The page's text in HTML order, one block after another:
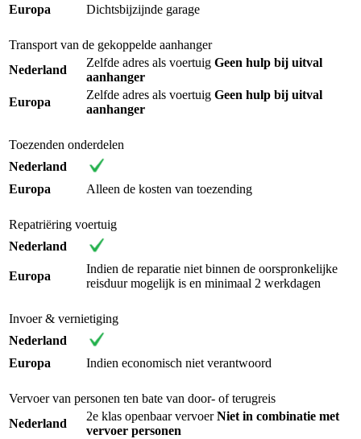
Europa
Dichtsbijzijnde garage
Transport van de gekoppelde aanhanger
Nederland
Zelfde adres als voertuig Geen hulp bij uitval
aanhanger
Europa
Zelfde adres als voertuig Geen hulp bij uitval
aanhanger
Toezenden onderdelen
Nederland
Europa
Alleen de kosten van toezending
Repatriëring voertuig
Nederland
Europa
Indien de reparatie niet binnen de oorspronkelijke
reisduur mogelijk is en minimaal 2 werkdagen
Invoer & vernietiging
Nederland
Europa
Indien economisch niet verantwoord
Vervoer van personen ten bate van door- of terugreis
Nederland
2e klas openbaar vervoerNiet in combinatie met
vervoer personen